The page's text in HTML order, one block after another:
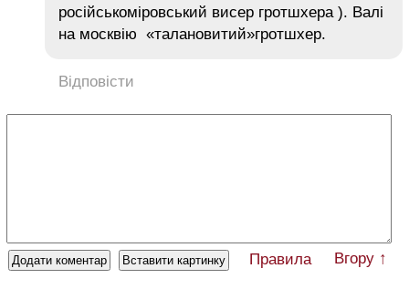
російськоміровський висер гротшхера ). Валі
на москвію «талановитий»гротшхер.
Відповісти
Правила Вгору ↑